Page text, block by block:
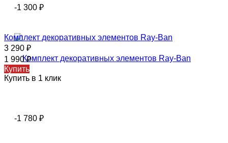
-1 300 ₽
Комплект декоративных элементов Ray-Ban
3 290 ₽
1 990₽
Купить
Купить в 1 клик
-1 780 ₽